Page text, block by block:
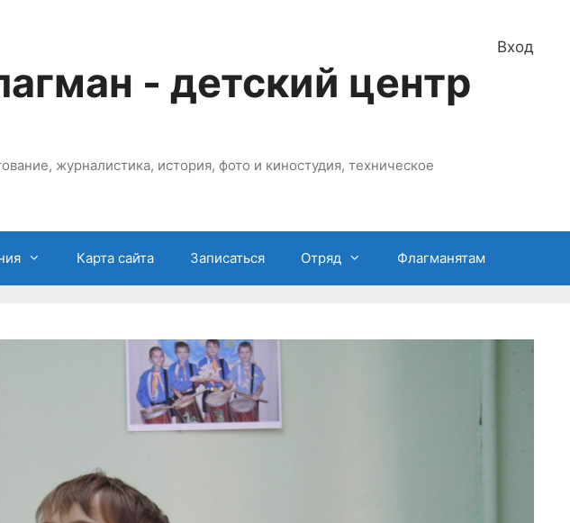
Вход
- детский центр
журналистика, история, фото и киностудия, техническое
Карта сайта Записаться Отряд Флагманятам